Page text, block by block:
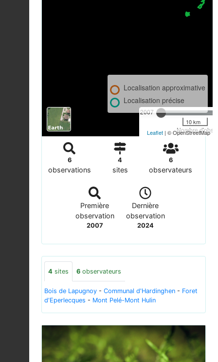
2007
Nombre
Localisation approximative
Localisation précise
10 km
Leaflet | © OpenStreetMap
6
observations
4
sites
6
observateurs
Première
observation
2007
Dernière
observation
2024
4 sites 6 observateurs
Bois de Lapugnoy - Communal d'Hardinghen - Foret
d'Eperlecques - Mont Pelé-Mont Hulin